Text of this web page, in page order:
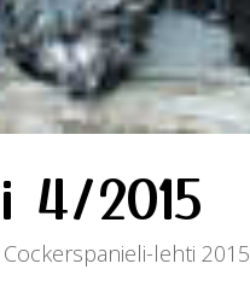
4/2015
Cockerspanieli-lehti 2015